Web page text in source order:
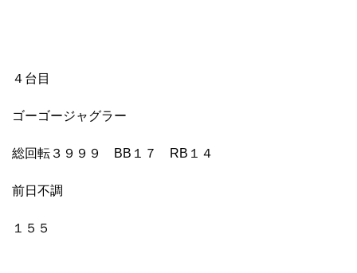
４台目
ゴーゴージャグラー
総回転３９９９ BB１７ RB１４
前日不調
１５５